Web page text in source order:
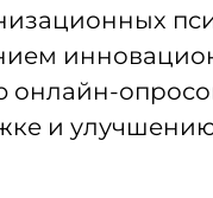
онлайн-
и